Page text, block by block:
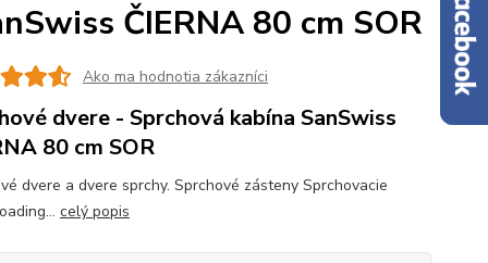
ČIERNA 80 cm SOR
Ako ma hodnotia zákazníci
dvere - Sprchová kabína SanSwiss
80 cm SOR
dvere a dvere sprchy. Sprchové zásteny Sprchovacie
celý popis